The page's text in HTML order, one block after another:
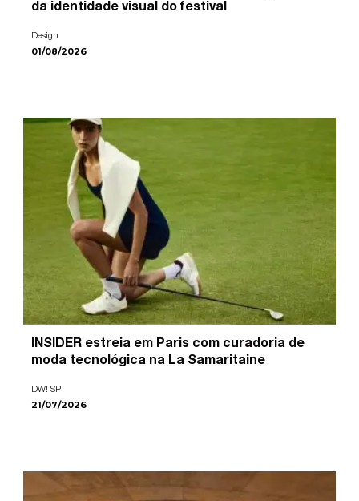
da identidade visual do festival
Design
01/08/2026
INSIDER estreia em Paris com curadoria de
moda tecnológica na La Samaritaine
DW! SP
21/07/2026